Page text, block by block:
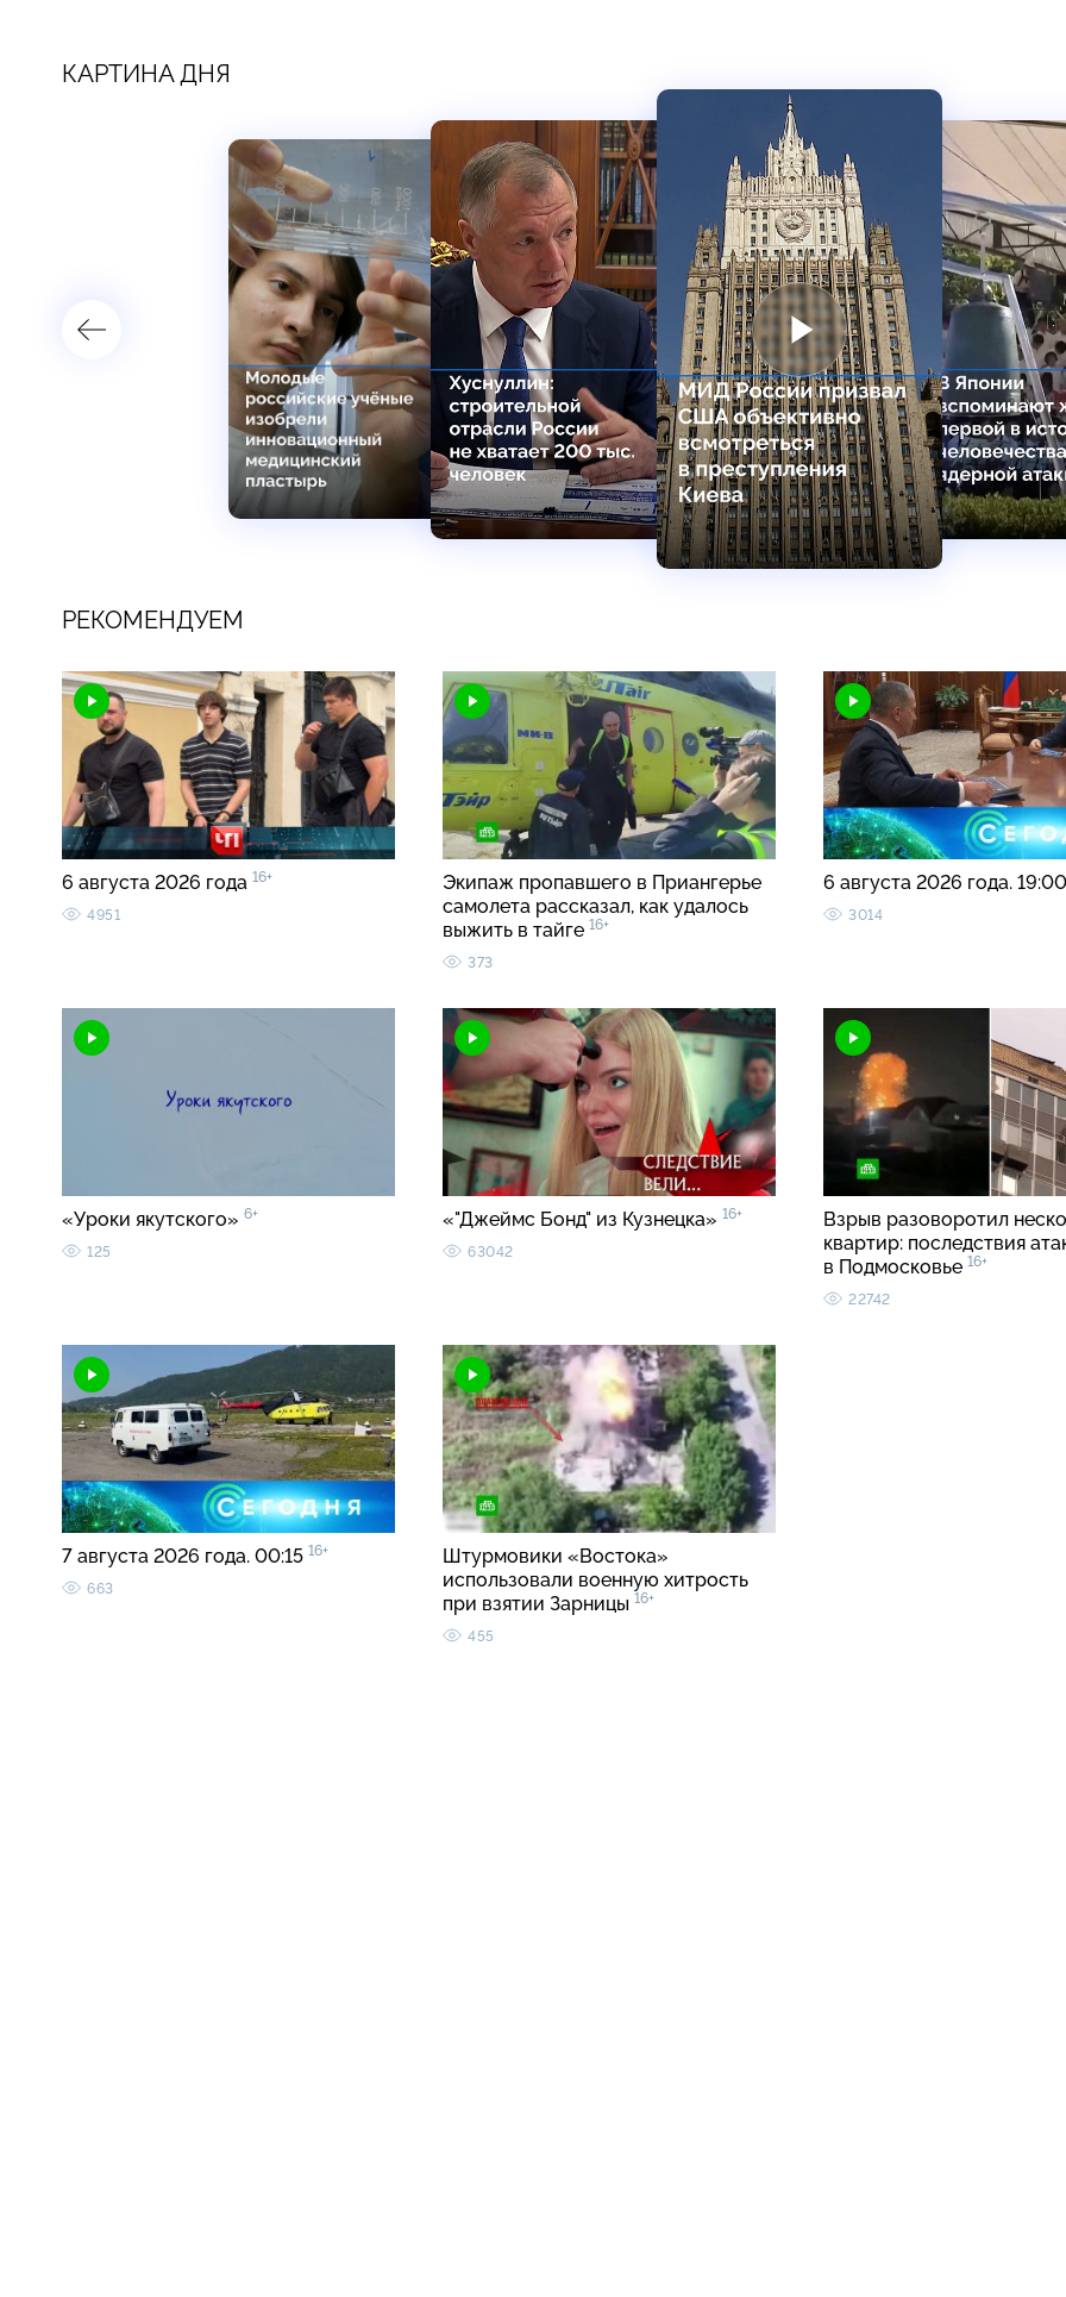
КАРТИНА ДНЯ
РЕКОМЕНДУЕМ
6 августа 2026 года 16+
4951
Экипаж пропавшего в Приангерье
самолета рассказал, как удалось
выжить в тайге 16+
373
6 августа 2026 года.
3014
«Уроки якутского» 6+
125
«"Джеймс Бонд" из Кузнецка» 16+
63042
Взрыв разоворотил
квартир: последствия
в Подмосковье 16+
22742
7 августа 2026 года. 00:15 16+
663
Штурмовики «Востока»
использовали военную хитрость
при взятии Зарницы 16+
455